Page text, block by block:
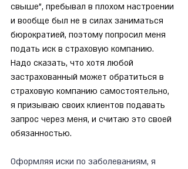
свыше”, пребывал в плохом настроении
и вообще был не в силах заниматься
бюрократией, поэтому попросил меня
подать иск в страховую компанию.
Надо сказать, что хотя любой
застрахованный может обратиться в
страховую компанию самостоятельно,
я призываю своих клиентов подавать
запрос через меня, и считаю это своей
обязанностью.
Оформляя иски по заболеваниям, я